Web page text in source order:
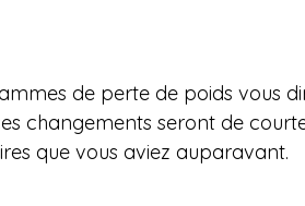
de perte de poids vous
changements seront de
que vous aviez auparavant.